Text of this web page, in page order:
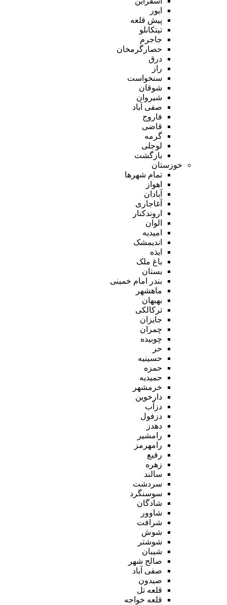
ایور
پیش قلعه
تیتکانلو
جاجرم
حصارگرمخان
درق
راز
سنخواست
شوقان
شیروان
صفی آباد
فاروج
قاضی
گرمه
لوجلی
بازگشت
خوزستان
تمام شهر‌ها
اهواز
آبادان
آغاجاری
اروندکنار
الوان
امیدیه
اندیمشک
ایذه
باغ ملک
بستان
بندر امام خمینی
ماهشهر
بهبهان
ترکالکی
جایزان
چمران
چوبیده
حر
حسینیه
حمزه
حمیدیه
خرمشهر
دارخوین
دزآب
دزفول
دهدز
رامشیر
رامهرمز
رفیع
زهره
سالند
سردشت
سوسنگرد
شادگان
شاوور
شرافت
شوش
شوشتر
شیبان
صالح شهر
صفی آباد
صیدون
قلعه تل
قلعه خواجه